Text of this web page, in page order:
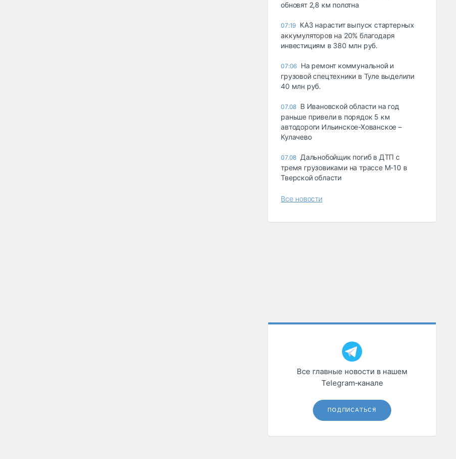
обновят 2,8 км полотна
07:19 КАЗ нарастит выпуск стартерных
аккумуляторов на 20% благодаря
инвестициям в 380 млн руб.
07:06 На ремонт коммунальной и
грузовой спецтехники в Туле выделили
40 млн руб.
07.08 В Ивановской области на год
раньше привели в порядок 5 км
автодороги Ильинское-Хованское –
Кулачево
07.08 Дальнобойщик погиб в ДТП с
тремя грузовиками на трассе М-10 в
Тверской области
Все новости
Все главные новости в нашем
Telegram‑канале
ПОДПИСАТЬСЯ